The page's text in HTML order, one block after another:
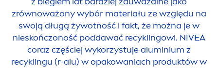
zrównoważony wybór materiału ze względu na
swoją długą żywotność i fakt, że można je w
nieskończoność poddawać recyklingowi. NIVEA
coraz częściej wykorzystuje aluminium z
recyklingu (r-alu) w opakowaniach produktów w